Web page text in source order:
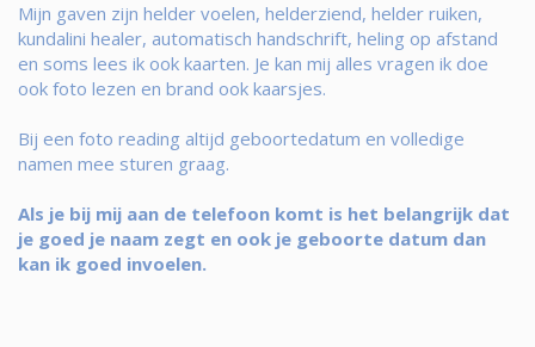
Mijn gaven zijn helder voelen, helderziend, helder ruiken,
kundalini healer, automatisch handschrift, heling op afstand
en soms lees ik ook kaarten. Je kan mij alles vragen ik doe
ook foto lezen en brand ook kaarsjes.
Bij een foto reading altijd geboortedatum en volledige
namen mee sturen graag.
Als je bij mij aan de telefoon komt is het belangrijk dat
je goed je naam zegt en ook je geboorte datum dan
kan ik goed invoelen.